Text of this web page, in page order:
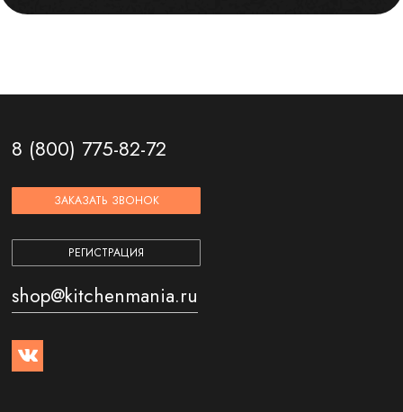
8 (800) 775-82-72
ЗАКАЗАТЬ ЗВОНОК
РЕГИСТРАЦИЯ
shop@kitchenmania.ru